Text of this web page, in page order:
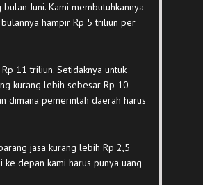
Juni. Kami membutuhkannya
hampir Rp 5 triliun per
11 triliun. Setidaknya untuk
kurang lebih sebesar Rp 10
dimana pemerintah daerah harus
jasa kurang lebih Rp 2,5
depan kami harus punya uang